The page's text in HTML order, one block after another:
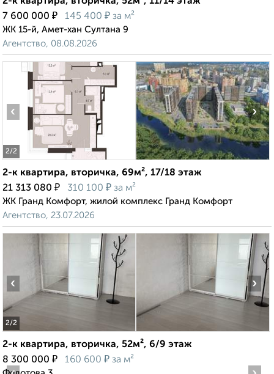
7 600 000 ₽ 145 400 ₽ за м²
ЖК 15-й, Амет-хан Султана 9
Агентство, 08.08.2026
2/2
‹ ›
2-к квартира, вторичка, 69м², 17/18 этаж
21 313 080 ₽ 310 100 ₽ за м²
ЖК Гранд Комфорт, жилой комплекс Гранд Комфорт
Агентство, 23.07.2026
2/2
‹ ›
2-к квартира, вторичка, 52м², 6/9 этаж
8 300 000 ₽ 160 600 ₽ за м²